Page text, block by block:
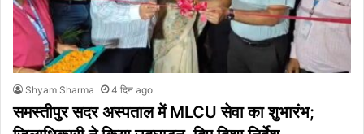
Shyam Sharma 4 दिन ago
समस्तीपुर सदर अस्पताल में MLCU सेवा का शुभारंभ;